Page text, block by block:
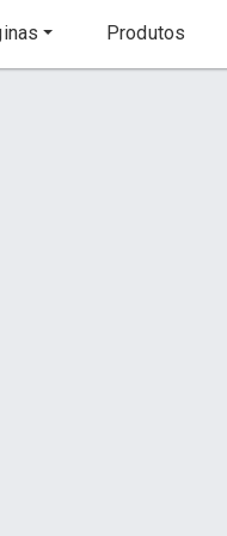
Produtos